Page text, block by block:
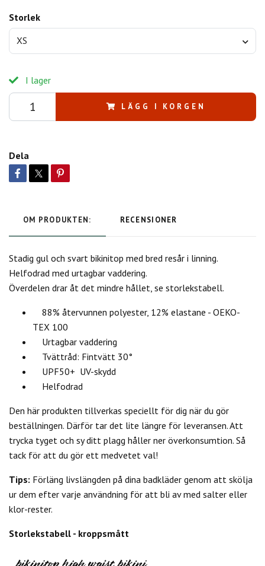
Storlek
XS
I lager
LÄGG I KORGEN
Dela
OM PRODUKTEN: RECENSIONER
Stadig gul och svart bikinitop med bred resår i linning.
Helfodrad med urtagbar vaddering.
Överdelen drar åt det mindre hållet, se storlekstabell.
88% återvunnen polyester, 12% elastane - OEKO-
TEX 100
Urtagbar vaddering
Tvättråd: Fintvätt 30°
UPF50+ UV-skydd
Helfodrad
Den här produkten tillverkas speciellt för dig när du gör
beställningen. Därför tar det lite längre för leveransen. Att
trycka tyget och sy ditt plagg håller ner överkonsumtion. Så
tack för att du gör ett medvetet val!
Tips: Förläng livslängden på dina badkläder genom att skölja
ur dem efter varje användning för att bli av med salter eller
klor-rester.
Storlekstabell - kroppsmått